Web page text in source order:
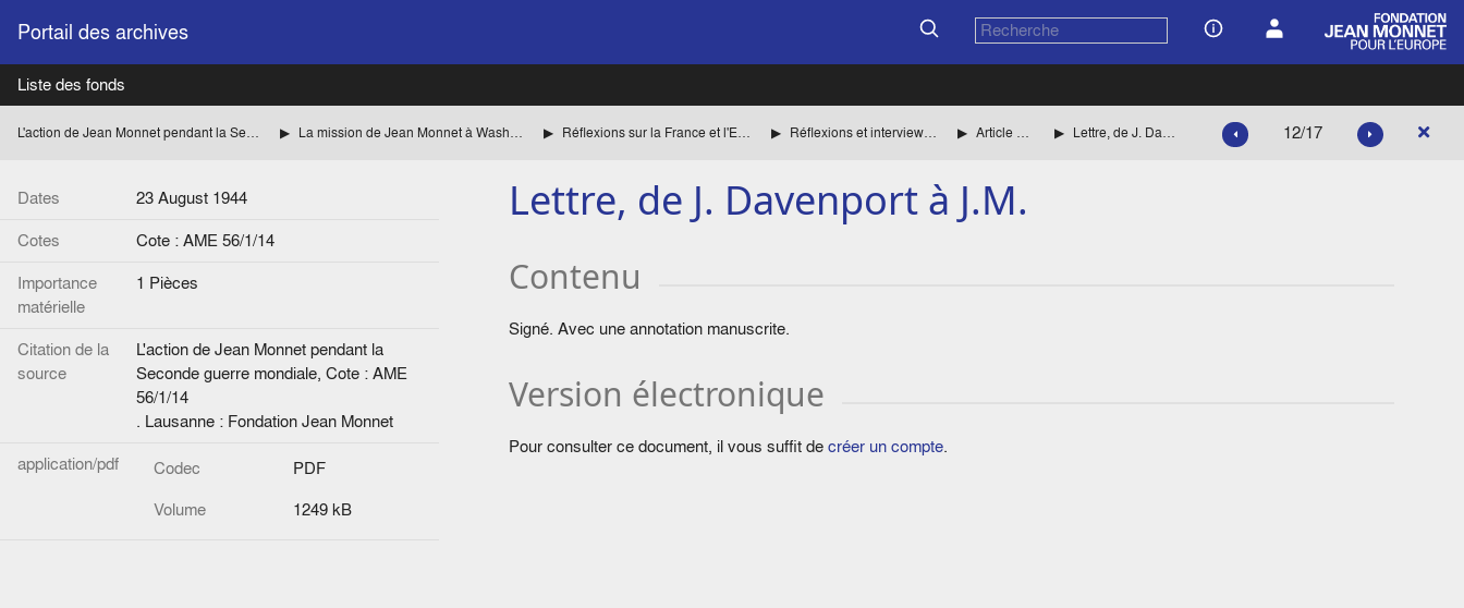
Portail des archives
Liste des fonds
L'action de Jean Monnet pendant la Seconde guerre mondiale La mission de Jean Monnet à Washington pour le compte des autorités françaises Réflexions sur la France et l'Europe d'après-guerre Réflexions et interviews de Jean Monnet Article de Fortune Lettre, de J. Davenport à J.M. 12/17
Dates
23 August 1944
Cotes
Cote : AME 56/1/14
Importance
matérielle
1 Pièces
Citation de la
source
L'action de Jean Monnet pendant la
Seconde guerre mondiale, Cote : AME
56/1/14
. Lausanne : Fondation Jean Monnet
application/pdf
Codec
PDF
Volume
1249 kB
Lettre, de J. Davenport à J.M.
Contenu
Signé. Avec une annotation manuscrite.
Version électronique
Pour consulter ce document, il vous suffit decréer un compte.